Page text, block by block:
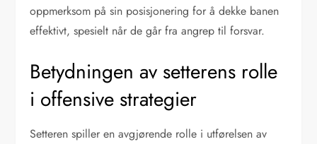
oppmerksom på sin posisjonering for å dekke banen
effektivt, spesielt når de går fra angrep til forsvar.
Betydningen av setterens rolle
i offensive strategier
Setteren spiller en avgjørende rolle i utførelsen av